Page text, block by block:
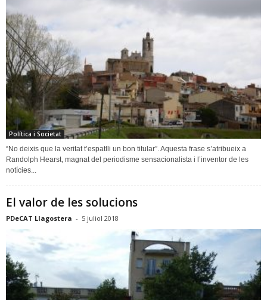
Política i Societat
“No deixis que la veritat t’espatlli un bon titular”. Aquesta frase s’atribueix a
Randolph Hearst, magnat del periodisme sensacionalista i l’inventor de les
notícies...
El valor de les solucions
PDeCAT Llagostera - 5 juliol 2018